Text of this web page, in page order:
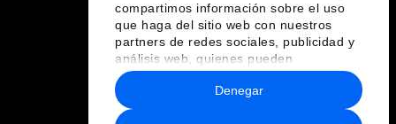
compartimos información sobre el uso
que haga del sitio web con nuestros
partners de redes sociales, publicidad y
análisis web, quienes pueden
combinarla con otra información que les
haya proporcionado o que hayan
recopilado a partir del uso que haya
Denegar